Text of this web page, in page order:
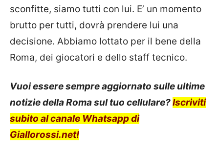
sconfitte, siamo tutti con lui. E’ un momento
brutto per tutti, dovrà prendere lui una
decisione. Abbiamo lottato per il bene della
Roma, dei giocatori e dello staff tecnico.
Vuoi essere sempre aggiornato sulle ultime
notizie della Roma sul tuo cellulare?Iscriviti
subito al canale Whatsapp di
Giallorossi.net!